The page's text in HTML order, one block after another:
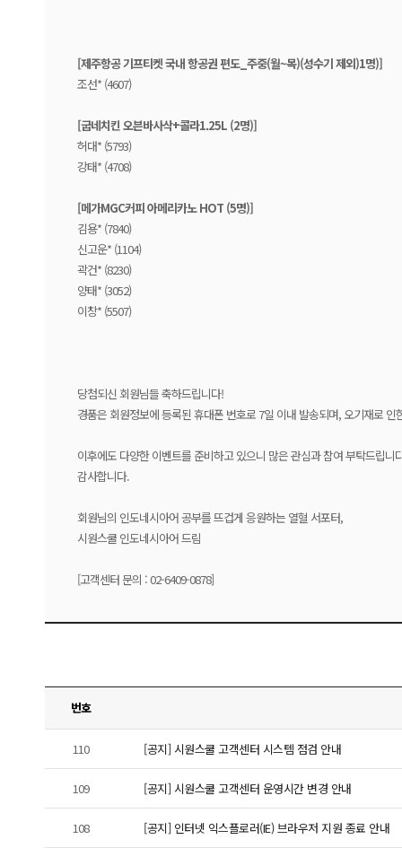
[제주항공 기프티켓 국내 항공권 편도_주중(월~목)(성수기 제외)1명)]
조선* (4607)
[굽네치킨 오븐바사삭+콜라1.25L (2명)]
허대* (5793)
강태* (4708)
[메가MGC커피 아메리카노 HOT (5명)]
김용* (7840)
신고운* (1104)
곽건* (8230)
양태* (3052)
이창* (5507)
당첨되신 회원님들 축하드립니다!
경품은 회원정보에 등록된 휴대폰 번호로 7일 이내 발송되며, 오기재로 인
이후에도 다양한 이벤트를 준비하고 있으니 많은 관심과 참여 부탁드립니
감사합니다.
회원님의 인도네시아어 공부를 뜨겁게 응원하는 열혈 서포터,
시원스쿨 인도네시아어 드림
[고객센터 문의 : 02-6409-0878]
번호
110 [공지] 시원스쿨 고객센터 시스템 점검 안내
109 [공지] 시원스쿨 고객센터 운영시간 변경 안내
108 [공지] 인터넷 익스플로러(IE) 브라우저 지원 종료 안내